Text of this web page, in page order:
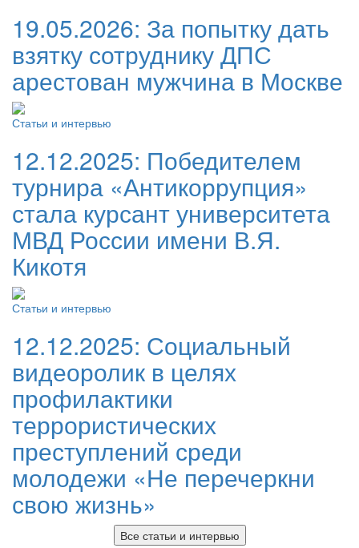
19.05.2026: За попытку дать
взятку сотруднику ДПС
арестован мужчина в Москве
Статьи и интервью
12.12.2025: Победителем
турнира «Антикоррупция»
стала курсант университета
МВД России имени В.Я.
Кикотя
Статьи и интервью
12.12.2025: Социальный
видеоролик в целях
профилактики
террористических
преступлений среди
молодежи «Не перечеркни
свою жизнь»
Все статьи и интервью